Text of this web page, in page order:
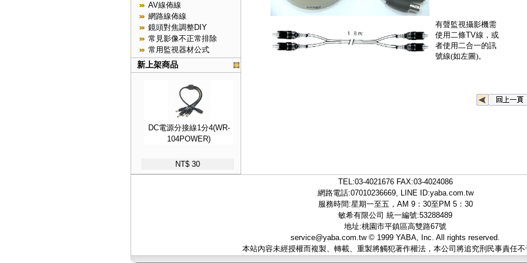
AV線佈線
網路線佈線
鏡頭對焦調整DIY
常見影像不正常排除
常用監視器材公式
新上架商品
DC電源分接線1分4(WR-
104POWER)
NT$ 30
有聲監視攝影機需
使用二條TV線， 或
者使用二合一的訊
號線(如左圖)。
TEL:03-4021676FAX:03-4024086
網路電話:07010236669, LINE ID:yaba.com.tw
服務時間:星期一至五，AM 9：30至PM 5：30
敏希有限公司 統一編號:53288489
地址:桃園市平鎮區高雙路67號
service@yaba.com.tw© 1999 YABA, Inc. All rights reserved.
本站內容未經授權而複製、轉載、重製將觸犯著作權法，本公司將追究刑民事責任不